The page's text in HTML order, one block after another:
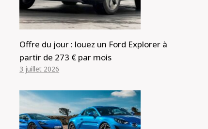
Offre du jour : louez un Ford Explorer à
partir de 273 € par mois
3 juillet 2026